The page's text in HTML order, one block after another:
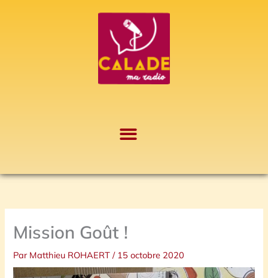
Mission Goût !
Par Matthieu ROHAERT/ 15 octobre 2020